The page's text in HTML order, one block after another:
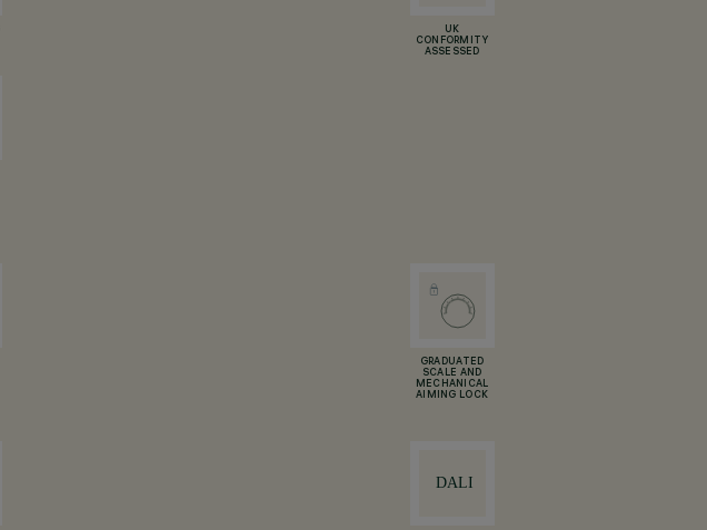
UK
CONFORMITY
ASSESSED
GRADUATED
SCALE AND
MECHANICAL
AIMING LOCK